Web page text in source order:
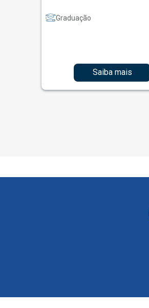
Graduação
Saiba mais